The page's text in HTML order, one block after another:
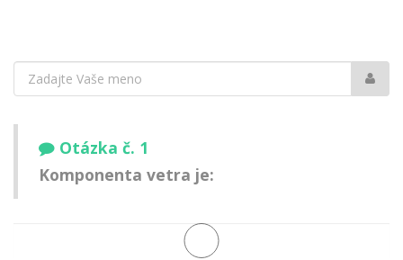
Vaše
meno:
Otázka č. 1
Komponenta vetra je: